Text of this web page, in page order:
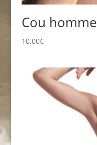
Cou homme
10,00€